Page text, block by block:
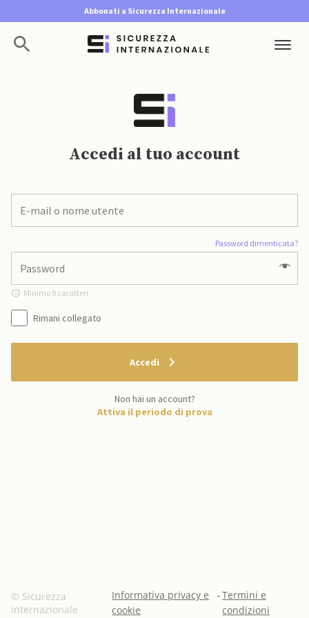
Abbonati a Sicurezza Internazionale
Accedi al tuo account
Password dimenticata?
Minimo 8 caratteri
Rimani collegato
Accedi
Non hai un account?
Attiva il periodo di prova
© Sicurezza
internazionale
Informativa privacy e
cookie
-Termini e
condizioni